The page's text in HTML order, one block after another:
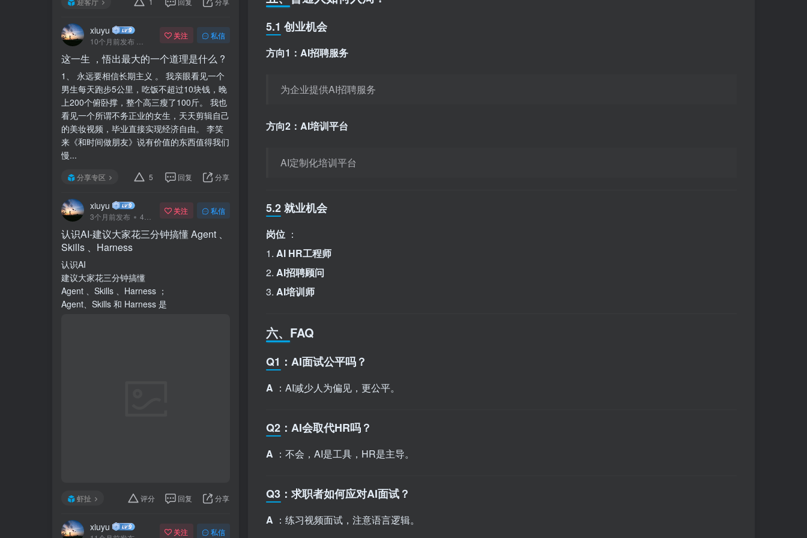
5.1 创业机会
方向1：AI招聘服务
为企业提供AI招聘服务
方向2：AI培训平台
AI定制化培训平台
5.2 就业机会
岗位 ：
1. AI HR工程师
2. AI招聘顾问
3. AI培训师
六、FAQ
Q1：AI面试公平吗？
A ：AI减少人为偏见，更公平。
Q2：AI会取代HR吗？
A ：不会，AI是工具，HR是主导。
Q3：求职者如何应对AI面试？
A ：练习视频面试，注意语言逻辑。
xiuyu
41次阅读
关注 私信
这一生 ，悟出最大的一个道理是什么 ?
1、 永远要相信长期主义 。 我亲眼看见一个
男生每天跑步5公里，吃饭不超过10块钱，晚
上200个俯卧撑，整个高三瘦了100斤。 我也
看见一个所谓不务正业的女生，天天剪辑自己
的美妆视频，毕业直接实现经济自由。 李笑
来《和时间做朋友》说有价值的东西值得我们
慢...
分享专区 5 回复 分享
xiuyu
3个月前发布 47次阅读
关注 私信
认识AI-建议大家花三分钟搞懂 Agent 、
Skills 、Harness
认识AI
建议大家花三分钟搞懂
Agent 、Skills 、Harness ；
Agent、Skills 和 Harness 是
虾扯 评分 回复 分享
xiuyu 关注 私信